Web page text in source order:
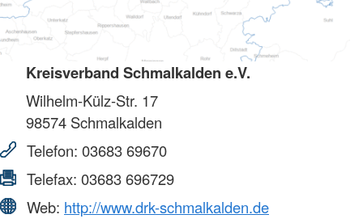
Kreisverband Schmalkalden e.V.
Wilhelm-Külz-Str. 17
98574 Schmalkalden
Telefon: 03683 69670
Telefax: 03683 696729
Web: http://www.drk-schmalkalden.de